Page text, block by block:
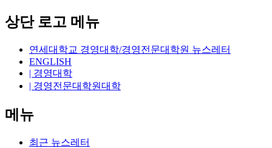
상단 로고 메뉴
연세대학교 경영대학/경영전문대학원 뉴스레터
ENGLISH
| 경영대학
| 경영전문대학원대학
메뉴
최근 뉴스레터